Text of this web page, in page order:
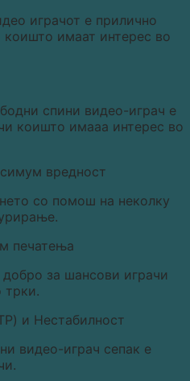
играчот е прилично
имаат интерес во
спини видео-играч е
коишто имааа интерес во
вредност
со помош на неколку
печатења
за шансови играчи
трки.
и Нестабилност
видео-играч сепак е